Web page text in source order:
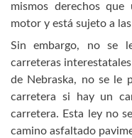
mismos derechos
motor y está sujeto a
Sin embargo, no se
carreteras
de Nebraska, no se le
carretera si hay un
carretera. Esta ley no
camino asfaltado